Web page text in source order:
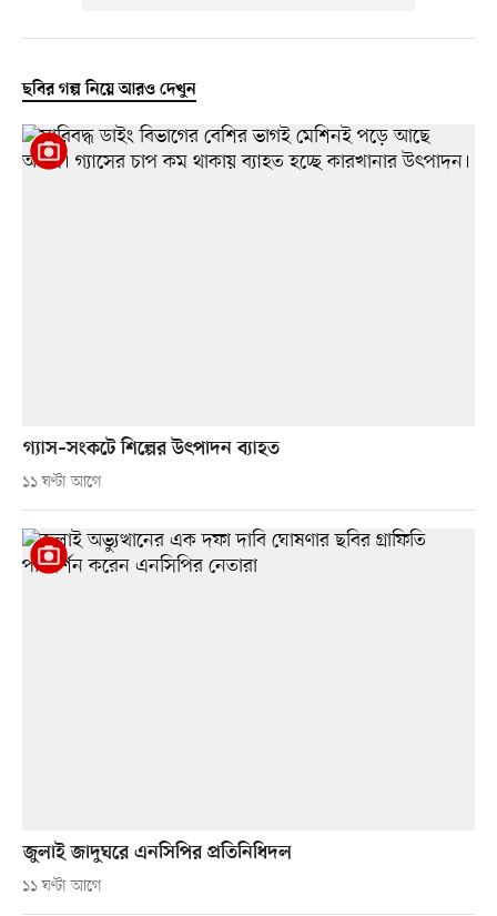
ছবির গল্প নিয়ে আরও দেখুন
গ্যাস–সংকটে শিল্পের উৎপাদন ব্যাহত
১১ ঘণ্টা আগে
জুলাই জাদুঘরে এনসিপির প্রতিনিধিদল
১১ ঘণ্টা আগে